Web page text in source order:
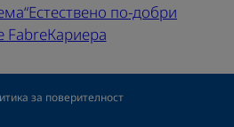
Естествено по-добри
FabreКариера
за поверителност